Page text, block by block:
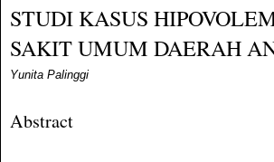
STUDI KASUS
SAKIT UMUM DAERAH
Yunita Palinggi
Abstract